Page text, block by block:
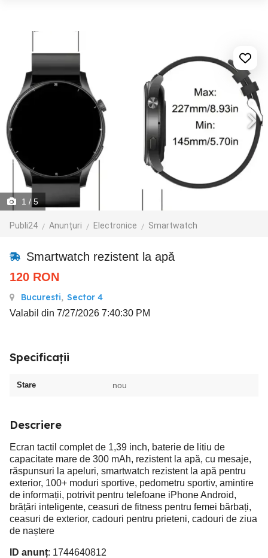
1 / 5
Publi24 Anunțuri Electronice Smartwatch
Smartwatch rezistent la apă
120 RON
Bucuresti, Sector 4
Valabil din 7/27/2026 7:40:30 PM
Specificații
Stare nou
Descriere
Ecran tactil complet de 1,39 inch, baterie de litiu de
capacitate mare de 300 mAh, rezistent la apă, cu mesaje,
răspunsuri la apeluri, smartwatch rezistent la apă pentru
exterior, 100+ moduri sportive, pedometru sportiv, amintire
de informații, potrivit pentru telefoane iPhone Android,
brățări inteligente, ceasuri de fitness pentru femei bărbați,
ceasuri de exterior, cadouri pentru prieteni, cadouri de ziua
de naștere
ID anunț: 1744640812